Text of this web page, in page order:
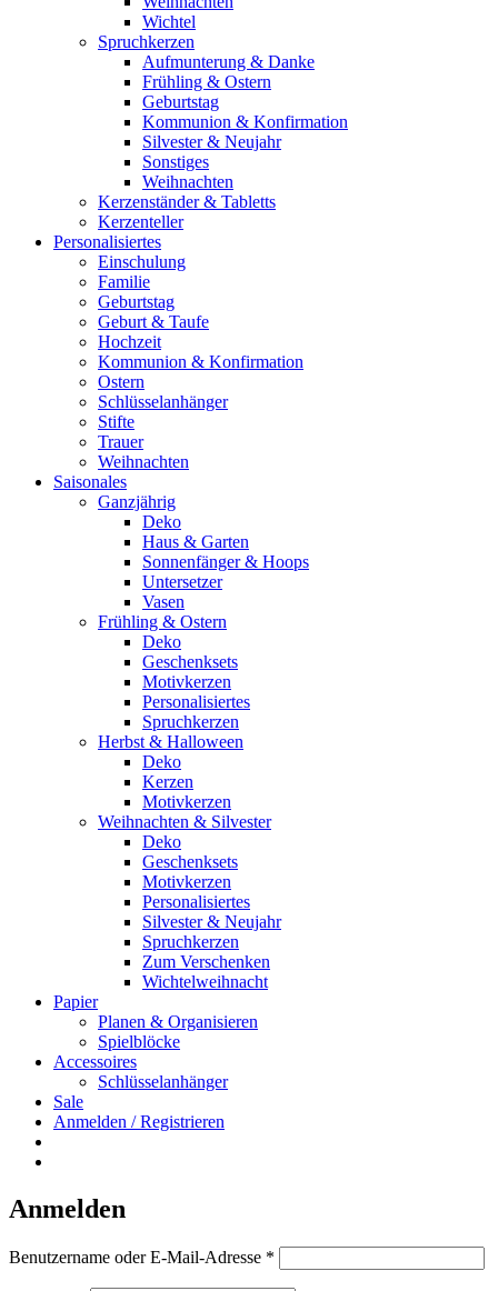
Wichtel
Spruchkerzen
Aufmunterung & Danke
Frühling & Ostern
Geburtstag
Kommunion & Konfirmation
Silvester & Neujahr
Sonstiges
Weihnachten
Kerzenständer & Tabletts
Kerzenteller
Personalisiertes
Einschulung
Familie
Geburtstag
Geburt & Taufe
Hochzeit
Kommunion & Konfirmation
Ostern
Schlüsselanhänger
Stifte
Trauer
Weihnachten
Saisonales
Ganzjährig
Deko
Haus & Garten
Sonnenfänger & Hoops
Untersetzer
Vasen
Frühling & Ostern
Deko
Geschenksets
Motivkerzen
Personalisiertes
Spruchkerzen
Herbst & Halloween
Deko
Kerzen
Motivkerzen
Weihnachten & Silvester
Deko
Geschenksets
Motivkerzen
Personalisiertes
Silvester & Neujahr
Spruchkerzen
Zum Verschenken
Wichtelweihnacht
Papier
Planen & Organisieren
Spielblöcke
Accessoires
Schlüsselanhänger
Sale
Anmelden / Registrieren
Anmelden
Benutzername oder E-Mail-Adresse *